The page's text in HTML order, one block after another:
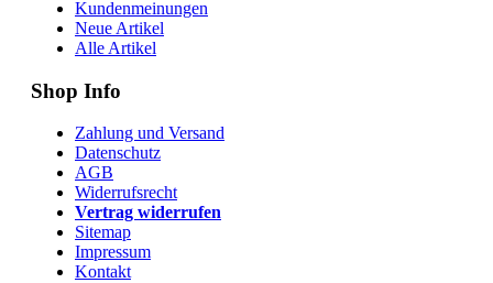
Kundenmeinungen
Neue Artikel
Alle Artikel
Shop Info
Zahlung und Versand
Datenschutz
AGB
Widerrufsrecht
Vertrag widerrufen
Sitemap
Impressum
Kontakt